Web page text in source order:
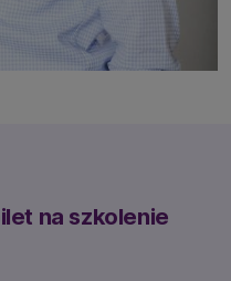
na szkolenie